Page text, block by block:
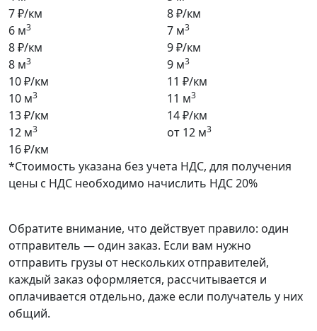
7 ₽/км
8 ₽/км
6 м3
8 ₽/км
7 м3
9 ₽/км
8 м3
10 ₽/км
9 м3
11 ₽/км
10 м3
13 ₽/км
11 м3
14 ₽/км
12 м3
16 ₽/км
от 12 м3
*Стоимость указана без учета НДС, для получения
цены с НДС необходимо начислить НДС 20%
Обратите внимание, что действует правило: один
отправитель — один заказ. Если вам нужно
отправить грузы от нескольких отправителей,
каждый заказ оформляется, рассчитывается и
оплачивается отдельно, даже если получатель у них
общий.